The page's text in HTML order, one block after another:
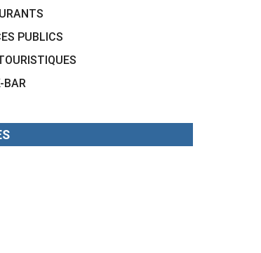
PUBLICS
BAR